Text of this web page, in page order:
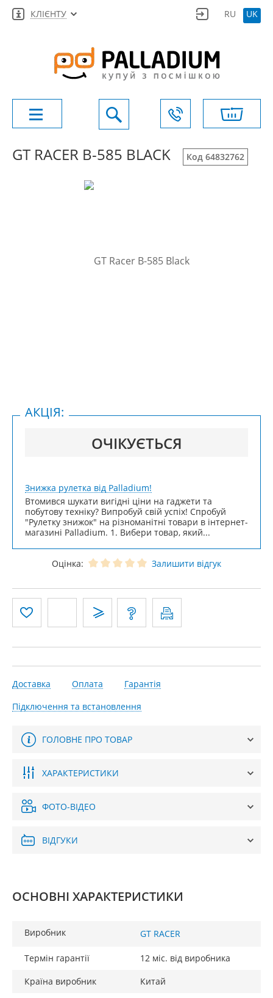
КЛІЄНТУ RU UK
GT RACER B-585 BLACK Код 64832762
ОЧІКУЄТЬСЯ
АКЦІЯ:
Знижка рулетка від Palladium!
Втомився шукати вигідні ціни на гаджети та
побутову техніку? Випробуй свій успіх! Спробуй
"Рулетку знижок" на різноманітні товари в інтернет-
магазині Palladium. 1. Вибери товар, який...
Оцінка: Залишити відгук
Доставка Оплата
Гарантія
Підключення та встановлення
ГОЛОВНЕ ПРО ТОВАР
ХАРАКТЕРИСТИКИ
ФОТО-ВІДЕО
ВІДГУКИ
ОСНОВНІ ХАРАКТЕРИСТИКИ
Виробник GT RACER
Термін гарантії
12 міс. від виробника
Країна виробник
Китай